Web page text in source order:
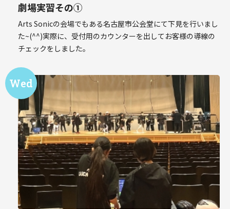
劇場実習その①
Arts Sonicの会場でもある名古屋市公会堂にて下見を行いまし
た~(^^)実際に、受付用のカウンターを出してお客様の導線の
チェックをしました。